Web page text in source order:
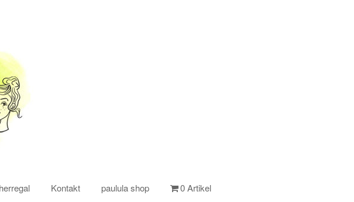
Kontakt paulula shop 0 Artikel